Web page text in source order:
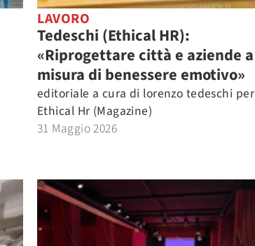
LAVORO
Tedeschi (Ethical HR):
«Riprogettare città e aziende a
misura di benessere emotivo»
editoriale a cura di lorenzo tedeschi per
Ethical Hr (Magazine)
31 Maggio 2026